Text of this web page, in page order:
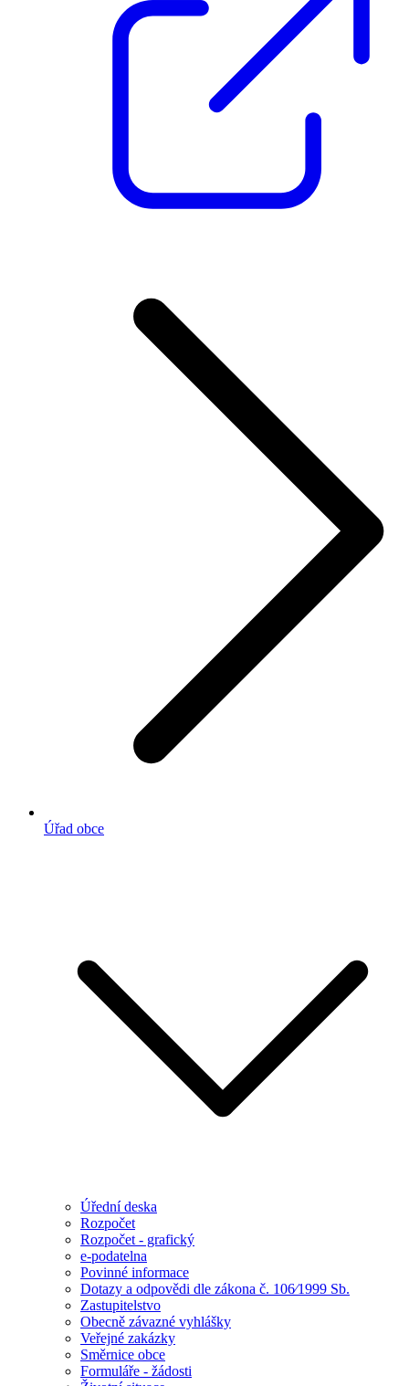
Úřad obce
Úřední deska
Rozpočet
Rozpočet - grafický
e-podatelna
Povinné informace
Dotazy a odpovědi dle zákona č. 106⁄1999 Sb.
Zastupitelstvo
Obecně závazné vyhlášky
Veřejné zakázky
Směrnice obce
Formuláře - žádosti